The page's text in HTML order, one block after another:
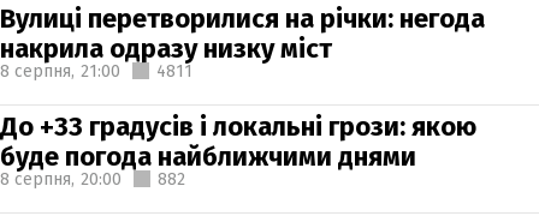
Вулиці перетворилися на річки: негода
накрила одразу низку міст
8 серпня, 21:00 4811
До +33 градусів і локальні грози: якою
буде погода найближчими днями
8 серпня, 20:00 882